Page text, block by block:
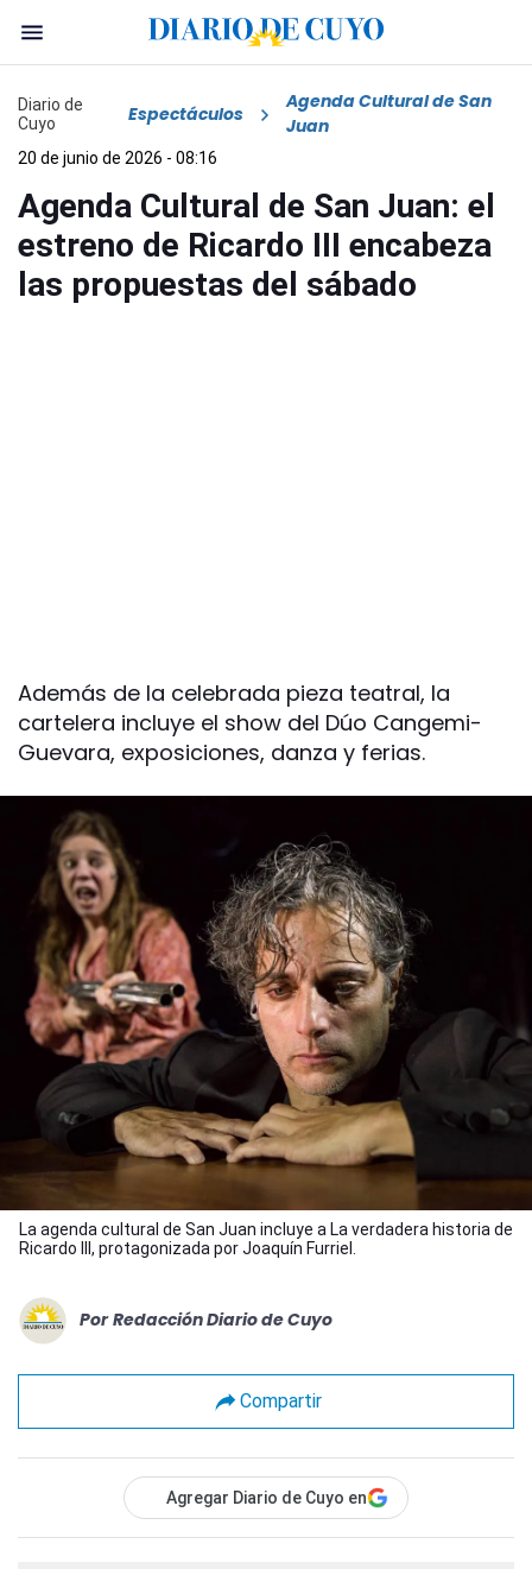
Diario de
Cuyo
Espectáculos
Agenda Cultural de San
Juan
20 de junio de 2026 - 08:16
Agenda Cultural de San Juan: el
estreno de Ricardo III encabeza
las propuestas del sábado
Además de la celebrada pieza teatral, la
cartelera incluye el show del Dúo Cangemi-
Guevara, exposiciones, danza y ferias.
La agenda cultural de San Juan incluye a La verdadera historia de
Ricardo III, protagonizada por Joaquín Furriel.
Por Redacción Diario de Cuyo
Compartir
Agregar Diario de Cuyo en